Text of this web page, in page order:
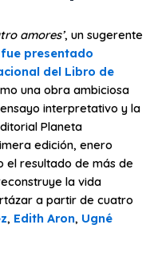
amores’, un sugerente
fue presentado
del Libro de
una obra ambiciosa
interpretativo y la
Planeta
edición, enero
el resultado de más de
la vida
a partir de cuatro
, Edith Aron, Ugné